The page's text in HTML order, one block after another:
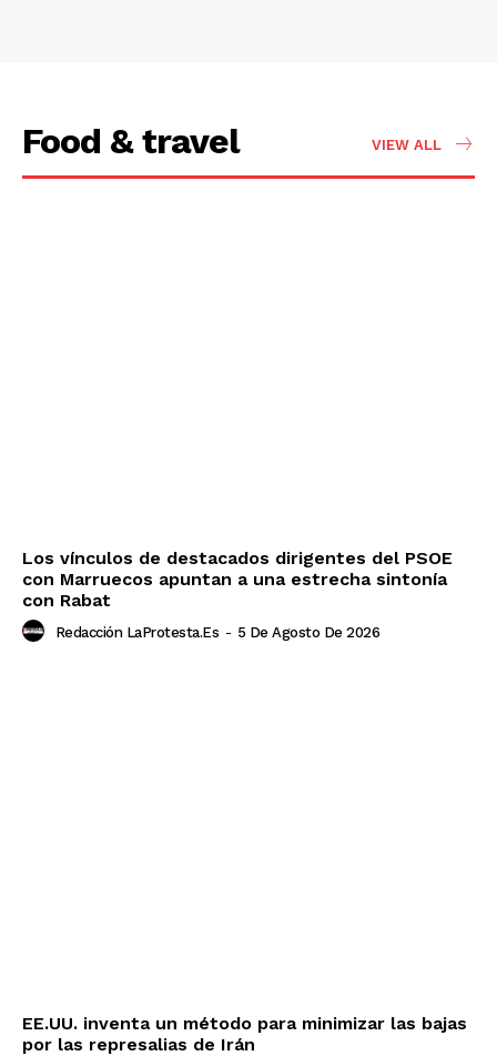
Food & travel VIEW ALL
Los vínculos de destacados dirigentes del PSOE
con Marruecos apuntan a una estrecha sintonía
con Rabat
Redacción LaProtesta.es - 5 De Agosto De 2026
EE.UU. inventa un método para minimizar las bajas
por las represalias de Irán